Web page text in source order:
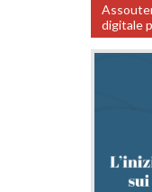
digitale